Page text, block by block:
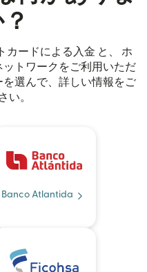
カードによる入金 と、 ホ
トワークをご利用いただ
選んで、詳しい情報をご
い。
Banco Atlantida